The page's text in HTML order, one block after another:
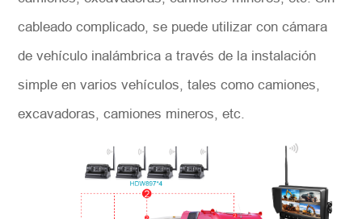
cableado complicado, se puede utilizar con cámara
de vehículo inalámbrica a través de la instalación
simple en varios vehículos, tales como camiones,
excavadoras, camiones mineros, etc.